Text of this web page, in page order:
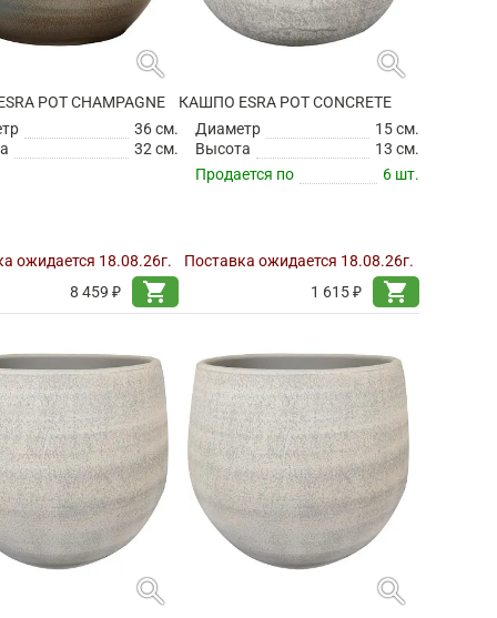
search
POT CHAMPAGNE
36 см.
32 см.
ожидается 18.08.26г.
8 459 ₽
shopping_cart
search
КАШПО ESRA POT CONCRETE
Диаметр
15 см.
Высота
13 см.
Продается по
6 шт.
Поставка ожидается 18.08.26г.
1 615 ₽
shopping_cart
search search